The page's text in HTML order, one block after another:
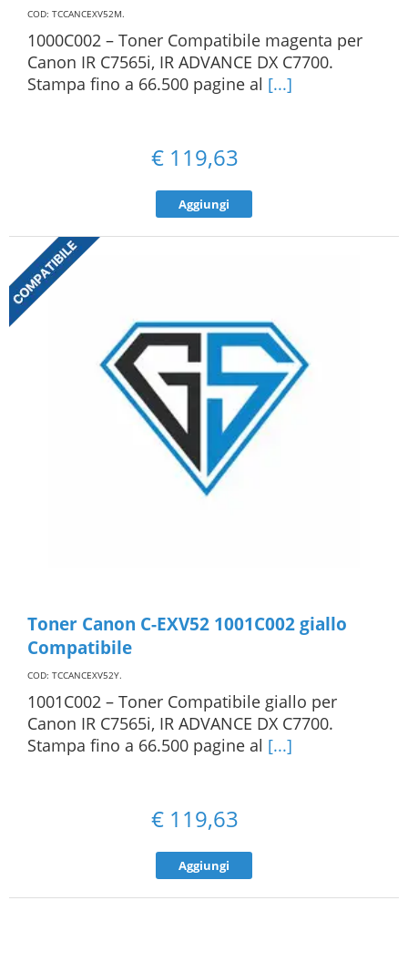
COD: TCCANCEXV52M.
1000C002 – Toner Compatibile magenta per
Canon IR C7565i, IR ADVANCE DX C7700.
Stampa fino a 66.500 pagine al [...]
€ 119,63
Aggiungi
Toner Canon C-EXV52 1001C002 giallo
Compatibile
COD: TCCANCEXV52Y.
1001C002 – Toner Compatibile giallo per
Canon IR C7565i, IR ADVANCE DX C7700.
Stampa fino a 66.500 pagine al [...]
€ 119,63
Aggiungi